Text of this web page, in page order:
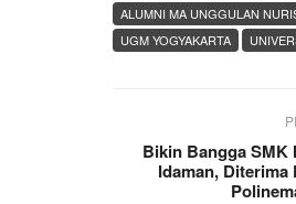
ALUMNI MA UNGGULAN
UGM YOGYAKARTA
Bikin Bangga
Idaman,